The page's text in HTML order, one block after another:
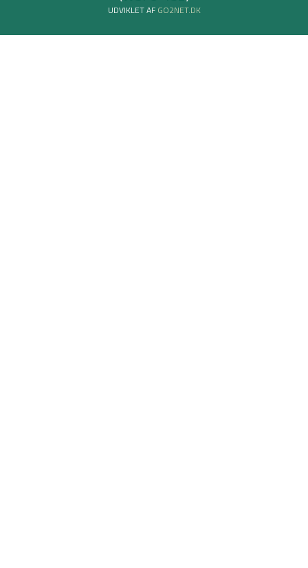
UDVIKLET AF GO2NET.DK